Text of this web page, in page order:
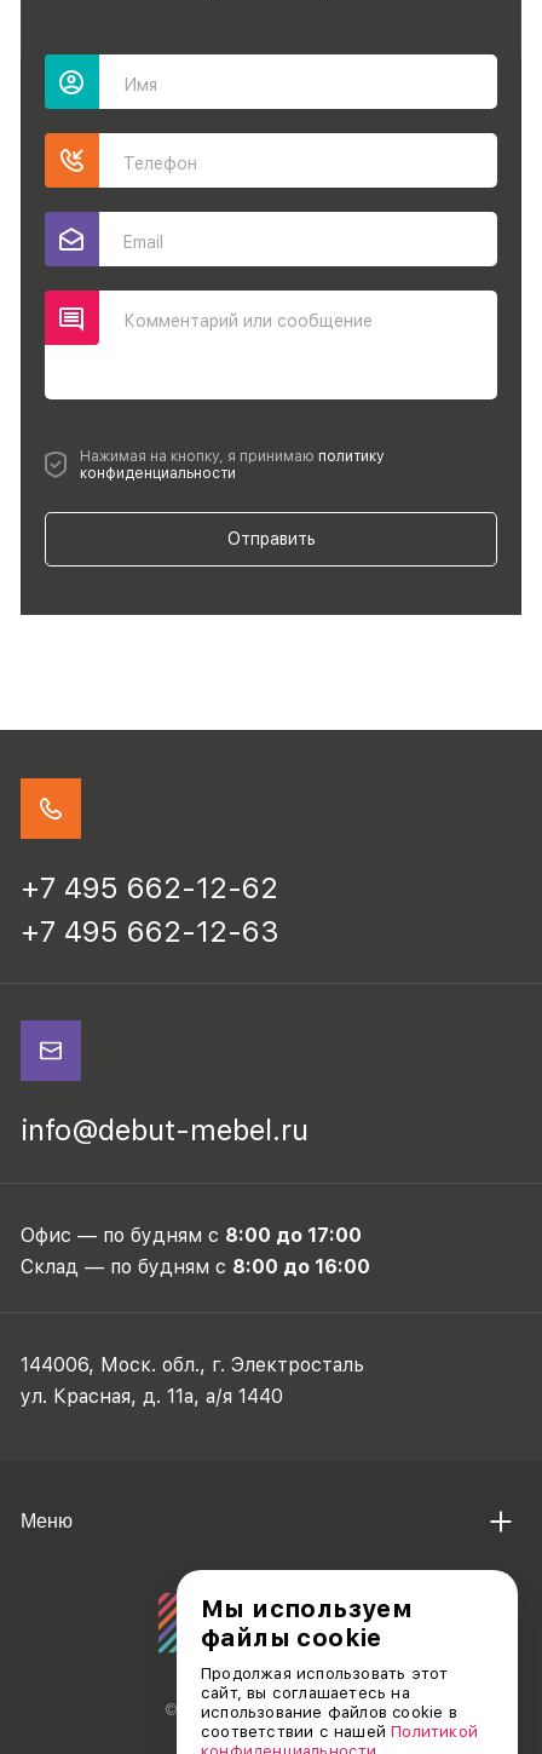
Имя
Телефон
Email
Комментарий или сообщение
Нажимая на кнопку, я принимаю политику
конфиденциальности
Отправить
+7 495 662-12-62
+7 495 662-12-63
info@debut-mebel.ru
Офис — по будням с 8:00 до 17:00
Склад — по будням с 8:00 до 16:00
144006, Моск. обл., г. Электросталь
ул. Красная, д. 11а, а/я 1440
© АО «ДЕБЮТ», 2011 — 2026
Меню
Мы используем
файлы cookie
Продолжая использовать этот
сайт, вы соглашаетесь на
использование файлов cookie в
соответствии с нашейПолитикой